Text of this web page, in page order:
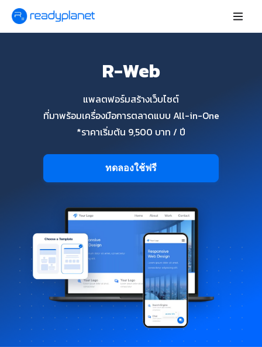
R-Web
แพลตฟอร์มสร้างเว็บไซต์
ที่มาพร้อมเครื่องมือการตลาดแบบ All-in-One
*ราคาเริ่มต้น 9,500 บาท / ปี
ทดลองใช้ฟรี